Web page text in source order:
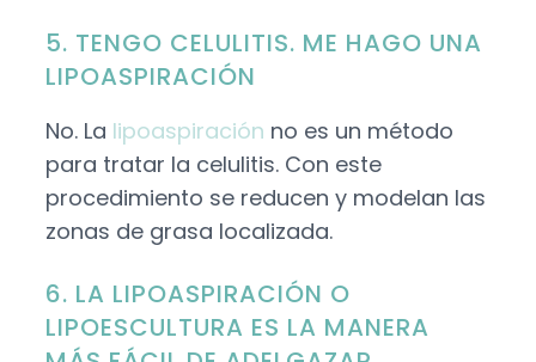
5. TENGO CELULITIS. ME HAGO UNA
LIPOASPIRACIÓN
No. La lipoaspiración no es un método
para tratar la celulitis. Con este
procedimiento se reducen y modelan las
zonas de grasa localizada.
6. LA LIPOASPIRACIÓN O
LIPOESCULTURA ES LA MANERA